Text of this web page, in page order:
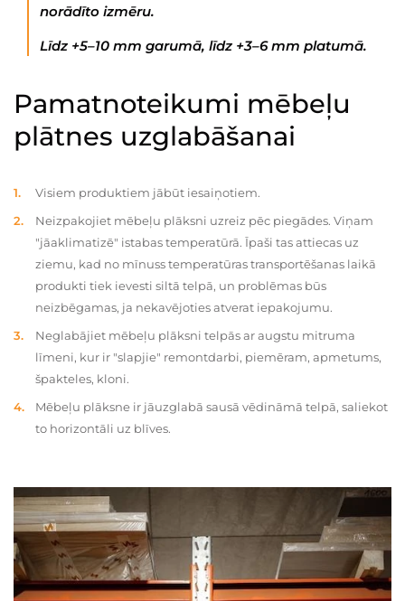
norādīto izmēru.
Līdz +5–10 mm garumā, līdz +3–6 mm platumā.
Pamatnoteikumi mēbeļu
plātnes uzglabāšanai
Visiem produktiem jābūt iesaiņotiem.
Neizpakojiet mēbeļu plāksni uzreiz pēc piegādes. Viņam
"jāaklimatizē" istabas temperatūrā. Īpaši tas attiecas uz
ziemu, kad no mīnuss temperatūras transportēšanas laikā
produkti tiek ievesti siltā telpā, un problēmas būs
neizbēgamas, ja nekavējoties atverat iepakojumu.
Neglabājiet mēbeļu plāksni telpās ar augstu mitruma
līmeni, kur ir "slapjie" remontdarbi, piemēram, apmetums,
špakteles, kloni.
Mēbeļu plāksne ir jāuzglabā sausā vēdināmā telpā, saliekot
to horizontāli uz blīves.